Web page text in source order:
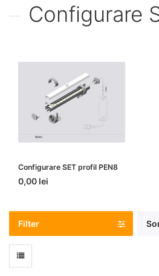
Configurare
Configurare SET profil PEN8
0,00 lei
Filter